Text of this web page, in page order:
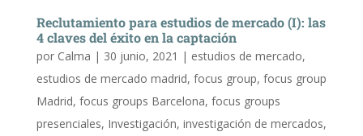
Reclutamiento para estudios de mercado (I): las
4 claves del éxito en la captación
por Calma | 30 junio, 2021 | estudios de mercado,
estudios de mercado madrid, focus group, focus group
Madrid, focus groups Barcelona, focus groups
presenciales, Investigación, investigación de mercados,